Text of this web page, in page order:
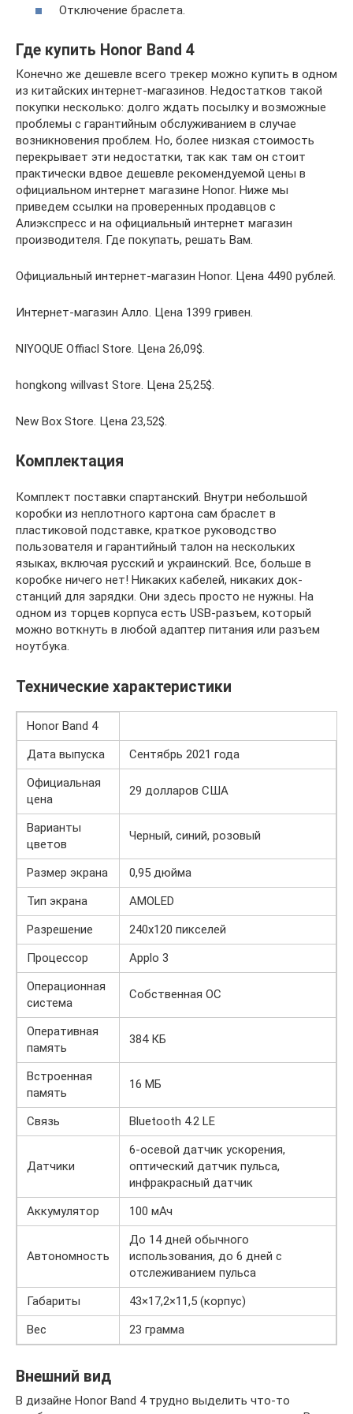
Отключение браслета.
Где купить Honor Band 4
Конечно же дешевле всего трекер можно купить в одном
из китайских интернет-магазинов. Недостатков такой
покупки несколько: долго ждать посылку и возможные
проблемы с гарантийным обслуживанием в случае
возникновения проблем. Но, более низкая стоимость
перекрывает эти недостатки, так как там он стоит
практически вдвое дешевле рекомендуемой цены в
официальном интернет магазине Honor. Ниже мы
приведем ссылки на проверенных продавцов с
Алиэкспресс и на официальный интернет магазин
производителя. Где покупать, решать Вам.
Официальный интернет-магазин Honor. Цена 4490 рублей.
Интернет-магазин Алло. Цена 1399 гривен.
NIYOQUE Offiacl Store. Цена 26,09$.
hongkong willvast Store. Цена 25,25$.
New Box Store. Цена 23,52$.
Комплектация
Комплект поставки спартанский. Внутри небольшой
коробки из неплотного картона сам браслет в
пластиковой подставке, краткое руководство
пользователя и гарантийный талон на нескольких
языках, включая русский и украинский. Все, больше в
коробке ничего нет! Никаких кабелей, никаких док-
станций для зарядки. Они здесь просто не нужны. На
одном из торцев корпуса есть USB-разъем, который
можно воткнуть в любой адаптер питания или разъем
ноутбука.
Технические характеристики
Honor Band 4
Дата выпуска
Сентябрь 2021 года
Официальная
цена
29 долларов США
Варианты
цветов
Черный, синий, розовый
Размер экрана
0,95 дюйма
Тип экрана
AMOLED
Разрешение
240х120 пикселей
Процессор
Applo 3
Операционная
система
Собственная ОС
Оперативная
память
384 КБ
Встроенная
память
16 МБ
Связь Bluetooth 4.2 LE
Датчики
6-осевой датчик ускорения,
оптический датчик пульса,
инфракрасный датчик
Аккумулятор
100 мАч
Автономность
До 14 дней обычного
использования, до 6 дней с
отслеживанием пульса
Габариты
43×17,2×11,5 (корпус)
Вес
23 грамма
Внешний вид
В дизайне Honor Band 4 трудно выделить что-то